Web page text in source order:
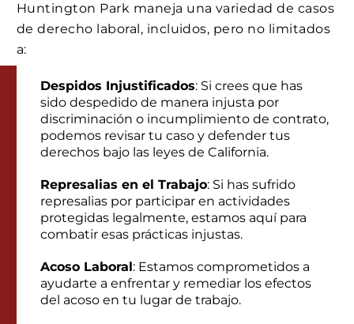
Huntington Park maneja una variedad de casos
de derecho laboral, incluidos, pero no limitados
a:
Despidos Injustificados: Si crees que has
sido despedido de manera injusta por
discriminación o incumplimiento de contrato,
podemos revisar tu caso y defender tus
derechos bajo las leyes de California.
Represalias en el Trabajo: Si has sufrido
represalias por participar en actividades
protegidas legalmente, estamos aquí para
combatir esas prácticas injustas.
Acoso Laboral: Estamos comprometidos a
ayudarte a enfrentar y remediar los efectos
del acoso en tu lugar de trabajo.